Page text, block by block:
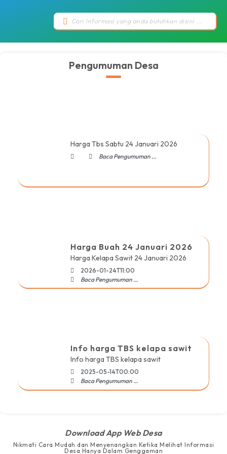
Pengumuman Desa
Harga Tbs Sabtu 24 Januari 2026
Baca Pengumuman ...
Harga Buah 24 Januari 2026
Harga Kelapa Sawit 24 Januari 2026
2026-01-24T11:00
Baca Pengumuman ...
Info harga TBS kelapa sawit
Info harga TBS kelapa sawit
2025-05-14T00:00
Baca Pengumuman ...
Download App Web Desa
Nikmati Cara Mudah dan Menyenangkan Ketika Melihat Informasi
Desa Hanya Dalam Genggaman